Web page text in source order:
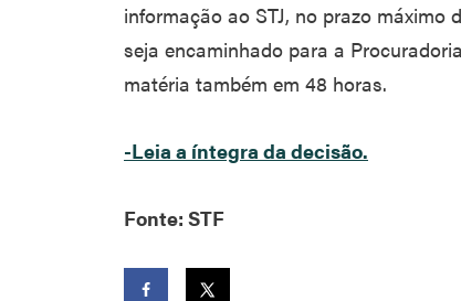
informação ao STJ, no prazo máximo
seja encaminhado para a
matéria também em 48 horas.
-Leia a íntegra da decisão.
Fonte: STF